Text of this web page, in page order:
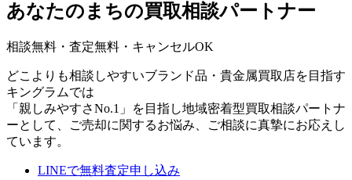
あなたのまちの買取相談パートナー
相談無料・査定無料・キャンセルOK
どこよりも相談しやすいブランド品・貴金属買取店を目指す
キングラムでは
「親しみやすさNo.1」を目指し地域密着型買取相談パートナ
ーとして、ご売却に関するお悩み、ご相談に真摯にお応えし
ています。
LINEで無料査定申し込み